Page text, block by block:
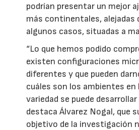
podrían presentar un mejor
más continentales, alejadas
algunos casos, situadas a
“Lo que hemos podido
existen configuraciones
diferentes y que pueden
cuáles son los ambientes en
variedad se puede desarrollar
destaca Álvarez Nogal, que
objetivo de la investigación